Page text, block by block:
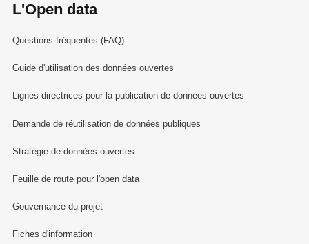
L'Open data
Questions fréquentes (FAQ)
Guide d'utilisation des données ouvertes
Lignes directrices pour la publication de données ouvertes
Demande de réutilisation de données publiques
Stratégie de données ouvertes
Feuille de route pour l'open data
Gouvernance du projet
Fiches d'information